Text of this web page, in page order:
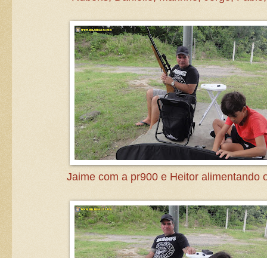
Jaime com a pr900 e Heitor alimentando